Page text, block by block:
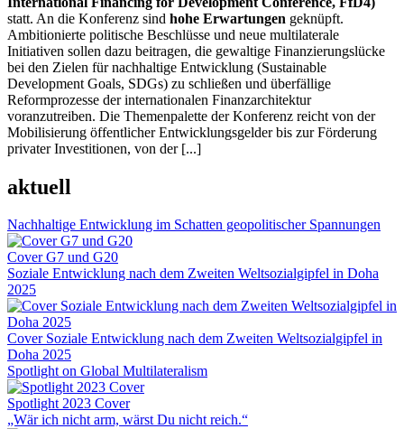
statt. An die Konferenz sind hohe Erwartungen geknüpft.
Ambitionierte politische Beschlüsse und neue multilaterale
Initiativen sollen dazu beitragen, die gewaltige Finanzierungslücke
bei den Zielen für nachhaltige Entwicklung (Sustainable
Development Goals, SDGs) zu schließen und überfällige
Reformprozesse der internationalen Finanzarchitektur
voranzutreiben. Die Themenpalette der Konferenz reicht von der
Mobilisierung öffentlicher Entwicklungsgelder bis zur Förderung
privater Investitionen, von der [...]
aktuell
Nachhaltige Entwicklung im Schatten geopolitischer Spannungen
Cover G7 und G20
Soziale Entwicklung nach dem Zweiten Weltsozialgipfel in Doha
2025
Cover Soziale Entwicklung nach dem Zweiten Weltsozialgipfel in
Doha 2025
Spotlight on Global Multilateralism
Spotlight 2023 Cover
„Wär ich nicht arm, wärst Du nicht reich.“